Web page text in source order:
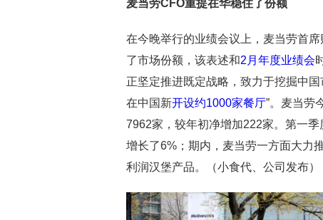
麦当劳CFO重提在华稳住了份额
在今晚举行的业绩会议上，麦当劳首
了市场份额，该表述和2月年度业绩会
正坚定推进既定战略，致力于挖掘中
在中国新开设约1000家餐厅”。麦当劳
7962家，较年初净增加222家。第一
增长了6%；期内，麦当劳一方面大力
利润汉堡产品。（小食代、公司发布）